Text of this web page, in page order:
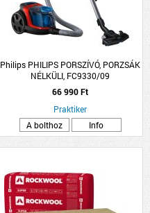
Philips PHILIPS PORSZÍVÓ, PORZSÁK
NÉLKÜLI, FC9330/09
66 990 Ft
Praktiker
A bolthoz
Info